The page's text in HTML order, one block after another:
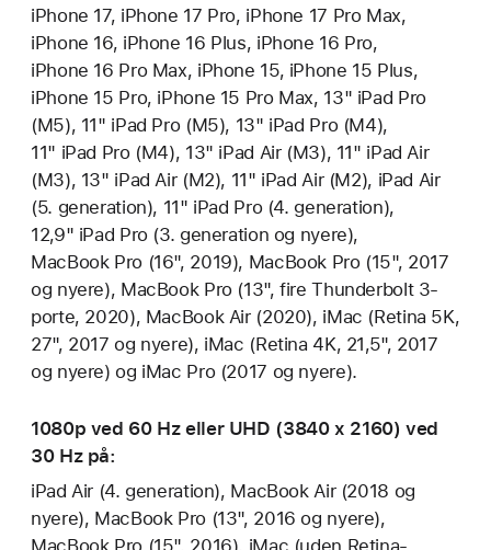
iPhone 17, iPhone 17 Pro, iPhone 17 Pro Max,
iPhone 16, iPhone 16 Plus, iPhone 16 Pro,
iPhone 16 Pro Max, iPhone 15, iPhone 15 Plus,
iPhone 15 Pro, iPhone 15 Pro Max, 13" iPad Pro
(M5), 11" iPad Pro (M5), 13" iPad Pro (M4),
11" iPad Pro (M4), 13" iPad Air (M3), 11" iPad Air
(M3), 13" iPad Air (M2), 11" iPad Air (M2), iPad Air
(5. generation), 11" iPad Pro (4. generation),
12,9" iPad Pro (3. generation og nyere),
MacBook Pro (16", 2019), MacBook Pro (15", 2017
og nyere), MacBook Pro (13", fire Thunderbolt 3-
porte, 2020), MacBook Air (2020), iMac (Retina 5K,
27", 2017 og nyere), iMac (Retina 4K, 21,5", 2017
og nyere) og iMac Pro (2017 og nyere).
1080p ved 60 Hz eller UHD (3840 x 2160) ved
30 Hz på:
iPad Air (4. generation), MacBook Air (2018 og
nyere), MacBook Pro (13", 2016 og nyere),